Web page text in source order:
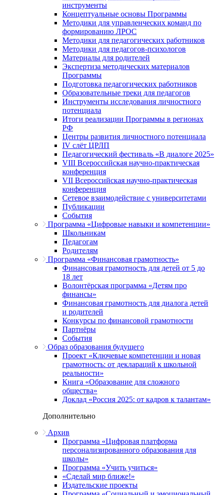
инструменты
Концептуальные основы Программы
Методики для управленческих команд по
формированию ЛРОС
Методики для педагогических работников
Методики для педагогов-психологов
Материалы для родителей
Экспертиза методических материалов
Программы
Подготовка педагогических работников
Образовательные треки для педагогов
Инструменты исследования личностного
потенциала
Итоги реализации Программы в регионах
РФ
Центры развития личностного потенциала
IV слёт ЦРЛП
Педагогический фестиваль «В диалоге 2025»
VIII Всероссийская научно-практическая
конференция
VII Всероссийская научно-практическая
конференция
Сетевое взаимодействие с университетами
Публикации
События
Программа «Цифровые навыки и компетенции»
Школьникам
Педагогам
Родителям
Программа «Финансовая грамотность»
Финансовая грамотность для детей от 5 до
18 лет
Волонтёрская программа «Детям про
финансы»
Финансовая грамотность для диалога детей
и родителей
Конкурсы по финансовой грамотности
Партнёры
События
Образ образования будущего
Проект «Ключевые компетенции и новая
грамотность: от деклараций к школьной
реальности»
Книга «Образование для сложного
общества»
Доклад «Россия 2025: от кадров к талантам»
Дополнительно
Архив
Программа «Цифровая платформа
персонализированного образования для
школы»
Программа «Учить учиться»
«Сделай мир ближе!»
Издательские проекты